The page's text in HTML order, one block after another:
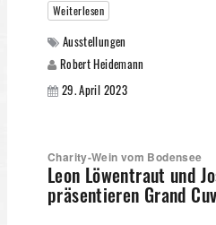
Weiterlesen
Ausstellungen
Robert Heidemann
29. April 2023
Charity-Wein vom Bodensee
Leon Löwentraut und
präsentieren Grand